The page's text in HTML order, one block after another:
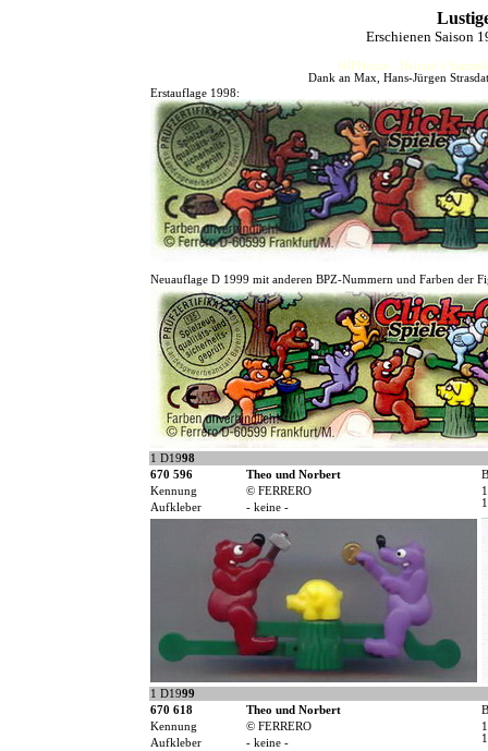
Erschienen Saison
HJFHenze - Helmut´s
Dank an Max, Hans-Jürgen
Erstauflage 1998:
Neuauflage D 1999 mit anderen BPZ-Nummern und Farben der
1 D1998
670 596
Theo und Norbert
Kennung
© FERRERO
Aufkleber - keine -
1 D1999
670 618
Theo und Norbert
Kennung
© FERRERO
Aufkleber - keine -